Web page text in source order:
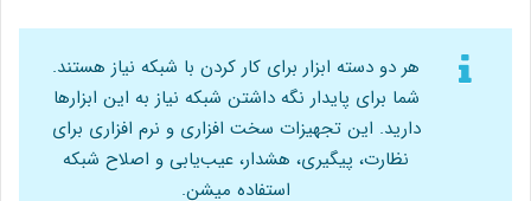
هر دو دسته ابزار برای کار کردن با شبکه نیاز هستند.
شما برای پایدار نگه داشتن شبکه نیاز به این ابزارها
دارید. این تجهیزات سخت افزاری و نرم افزاری برای
نظارت، پیگیری، هشدار، عیب‌یابی و اصلاح شبکه
استفاده میشن.